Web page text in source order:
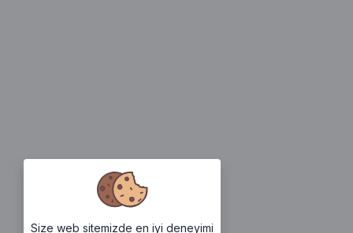
Size web sitemizde en iyi deneyimi